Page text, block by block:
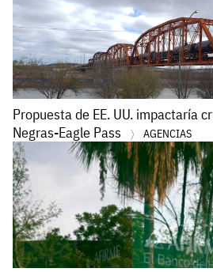
Propuesta de EE. UU. impactaría
Negras-Eagle Pass
AGENCIAS